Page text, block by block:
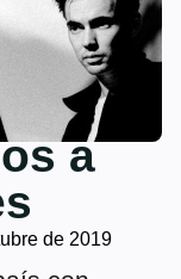
a
de 2019